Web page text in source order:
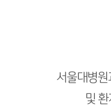
서울대병
및